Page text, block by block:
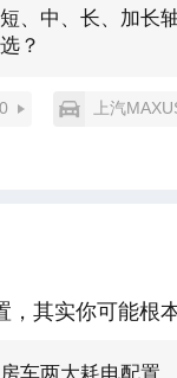
短、中、长、加长
选？
上汽
，其实你可能根